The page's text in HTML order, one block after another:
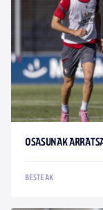
OSASUNAK
BESTEAK